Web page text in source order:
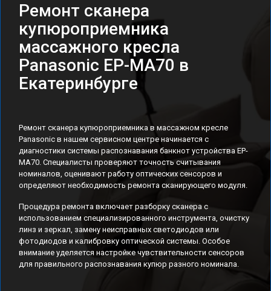
Ремонт сканера
купюроприемника
массажного кресла
Panasonic EP-MA70 в
Екатеринбурге
Ремонт сканера купюроприемника в массажном кресле
Panasonic в нашем сервисном центре начинается с
диагностики системы распознавания банкнот устройства EP-
MA70. Специалисты проверяют точность считывания
номиналов, оценивают работу оптических сенсоров и
определяют необходимость ремонта сканирующего модуля.
Процедура ремонта включает разборку сканера с
использованием специализированного инструмента, очистку
линз и зеркал, замену неисправных светодиодов или
фотодиодов и калибровку оптической системы. Особое
внимание уделяется настройке чувствительности сенсоров
для правильного распознавания купюр разного номинала.